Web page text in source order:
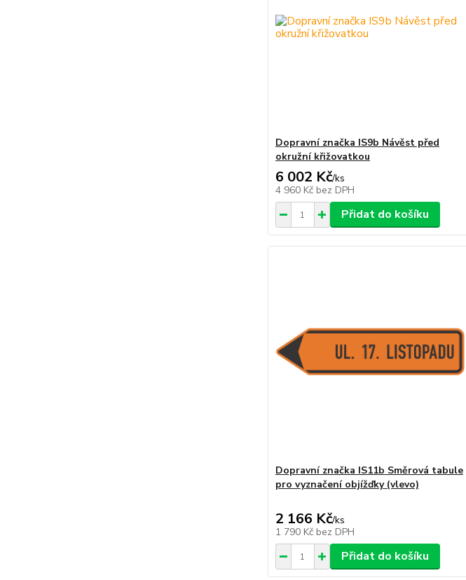
Dopravní značka IS9b Návěst před
okružní křižovatkou
6 002 Kč/ks
4 960 Kč bez DPH
Přidat do košíku
Dopravní značka IS11b Směrová tabule
pro vyznačení objížďky (vlevo)
2 166 Kč/ks
1 790 Kč bez DPH
Přidat do košíku